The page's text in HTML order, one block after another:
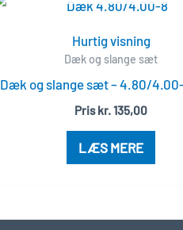
Hurtig visning
Dæk og slange sæt
Dæk og slange sæt – 4.80/4.00-
Priskr.135,00
LÆS MERE